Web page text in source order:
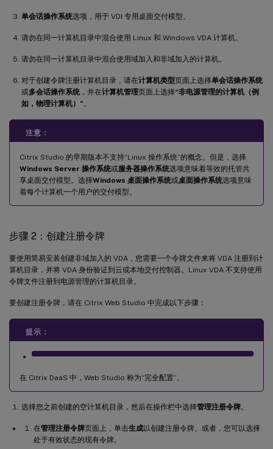
单会话操作系统选项，用于 VDI 专用桌面交付模型。
请勿在同一计算机目录中混合使用 Linux 和 Windows VDA 计算机。
请勿在同一计算机目录中混合使用域加入和非域加入的计算机。
对于创建令牌注册计算机目录，请在计算机类型页面上选择单会话操作系统
或多会话操作系统 ，并在计算机管理页面上选择“非电源管理的计算机（例
如，物理计算机）” 。
注意：
Citrix Studio 的早期版本不支持“Linux 操作系统”的概念。但是，选择
Windows Server 操作系统或服务器操作系统选项意味着等效的托管共
享桌面交付模型。选择Windows 桌面操作系统或桌面操作系统选项意味
着每个计算机一个用户的交付模型。
步骤 2：创建注册令牌
要使用简易安装创建非域加入的 VDA，您需要一个令牌文件来将 VDA 注册到计
算机目录，并将 VDA 身份验证到云或本地交付控制器。Linux VDA 不支持使用
令牌文件注册到电源管理的计算机目录。
要创建注册令牌，请在 Citrix Web Studio 中完成以下步骤：
提示：
在 Citrix DaaS 中，Web Studio 称为“完全配置”。
选择您之前创建的空计算机目录，然后在操作栏中选择管理注册令牌。
在管理注册令牌页面上，单击生成以创建注册令牌。或者，您可以选择
处于有效状态的现有令牌。